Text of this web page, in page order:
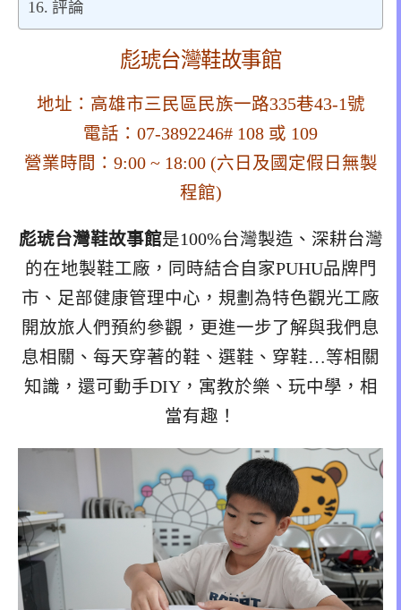
評論
彪琥台灣鞋故事館
地址：高雄市三民區民族一路335巷43-1號
電話：07-3892246# 108 或 109
營業時間：9:00 ~ 18:00 (六日及國定假日無製
程館)
彪琥台灣鞋故事館是100%台灣製造、深耕台灣
的在地製鞋工廠，同時結合自家PUHU品牌門
市、足部健康管理中心，規劃為特色觀光工廠
開放旅人們預約參觀，更進一步了解與我們息
息相關、每天穿著的鞋、選鞋、穿鞋…等相關
知識，還可動手DIY，寓教於樂、玩中學，相
當有趣！